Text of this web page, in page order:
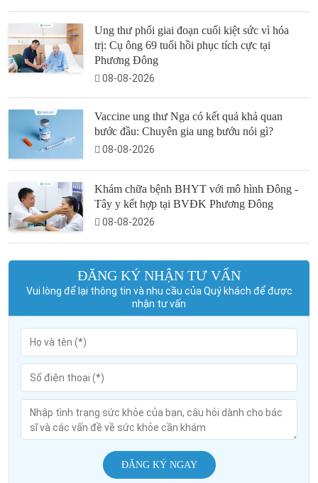
Ung thư phổi giai đoạn cuối kiệt sức vì hóa
trị: Cụ ông 69 tuổi hồi phục tích cực tại
Phương Đông
08-08-2026
Vaccine ung thư Nga có kết quả khả quan
bước đầu: Chuyên gia ung bướu nói gì?
08-08-2026
Khám chữa bệnh BHYT với mô hình Đông -
Tây y kết hợp tại BVĐK Phương Đông
08-08-2026
ĐĂNG KÝ NHẬN TƯ VẤN
Vui lòng để lại thông tin và nhu cầu của Quý khách để được
nhận tư vấn
ĐĂNG KÝ NGAY